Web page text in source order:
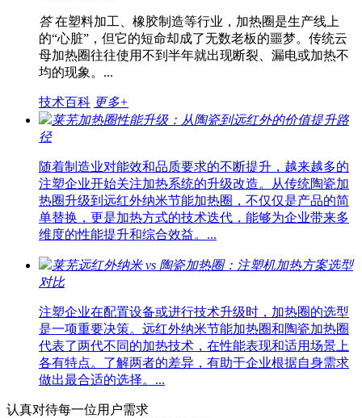
答在塑料加工、橡胶制造等行业，加热圈是生产线上
的“心脏”，但它的短命却成了无数老板的噩梦。传统云
母加热圈往往使用不到半年就出现断裂、漏电或加热不
均的现象。...
技术百科 更多+
莱芜加热圈性能升级：从陶瓷到远红外的价值提升路
径
随着制造业对能效和品质要求的不断提升，越来越多的
注塑企业开始关注加热系统的升级改造。从传统陶瓷加
热圈升级到远红外纳米节能加热圈，不仅仅是产品的简
单替换，更是加热方式的技术迭代，能够为企业带来多
维度的性能提升和综合效益。...
莱芜远红外纳米 vs 陶瓷加热圈：注塑机加热方案选型
对比
注塑企业在配置设备或进行技术升级时，加热圈的选型
是一项重要决策。远红外纳米节能加热圈和陶瓷加热圈
代表了两代不同的加热技术，在性能表现和适用场景上
各有特点。了解两者的差异，有助于企业根据自身需求
做出最合适的选择。...
认真对待每一位用户需求